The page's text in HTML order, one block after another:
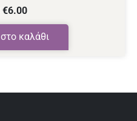
€6.00
καλάθι